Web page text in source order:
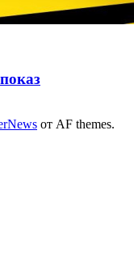
от AF themes.